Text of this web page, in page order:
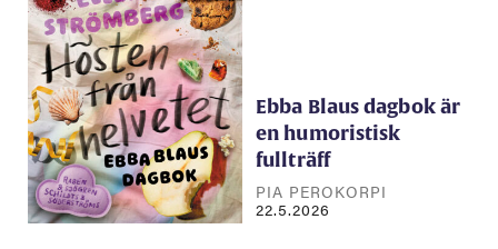
Ebba Blaus dagbok är
en humoristisk
fullträff
PIA PEROKORPI
22.5.2026